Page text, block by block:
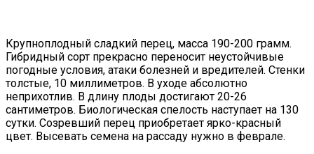
Крупноплодный сладкий перец, масса 190-200 грамм.
Гибридный сорт прекрасно переносит неустойчивые
погодные условия, атаки болезней и вредителей. Стенки
толстые, 10 миллиметров. В уходе абсолютно
неприхотлив. В длину плоды достигают 20-26
сантиметров. Биологическая спелость наступает на 130
сутки. Созревший перец приобретает ярко-красный
цвет. Высевать семена на рассаду нужно в феврале.